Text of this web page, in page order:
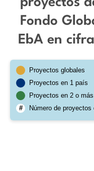
Fondo
EbA en
Proyectos globales
Proyectos en 1 país
Proyectos en 2 o
#
Número de proyectos